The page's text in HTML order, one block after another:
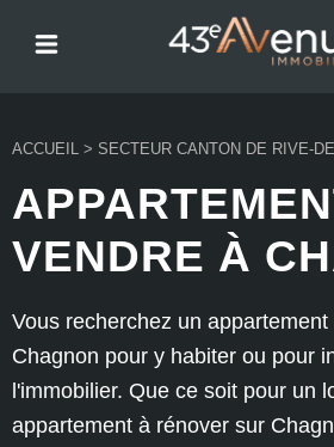
ACCUEIL > SECTEUR CANTON DE RIVE-
VENDRE À
Vous recherchez un
Chagnon pour y habiter ou pour
l'immobilier. Que ce soit pour un
appartement à rénover sur